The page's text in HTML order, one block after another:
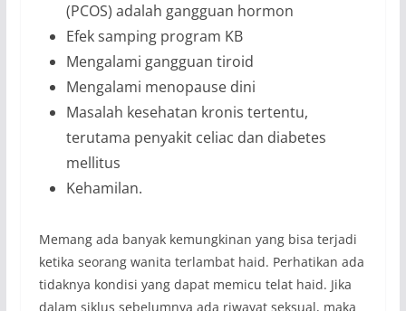
(PCOS) adalah gangguan hormon
Efek samping program KB
Mengalami gangguan tiroid
Mengalami menopause dini
Masalah kesehatan kronis tertentu,
terutama penyakit celiac dan diabetes
mellitus
Kehamilan.
Memang ada banyak kemungkinan yang bisa terjadi
ketika seorang wanita terlambat haid. Perhatikan ada
tidaknya kondisi yang dapat memicu telat haid. Jika
dalam siklus sebelumnya ada riwayat seksual, maka